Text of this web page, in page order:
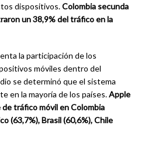
dispositivos.Colombia secunda
un 38,9% del tráfico en la
la participación de los
móviles dentro del
se determinó que el sistema
en la mayoría de los países.Apple
tráfico móvil en Colombia
(63,7%), Brasil (60,6%), Chile